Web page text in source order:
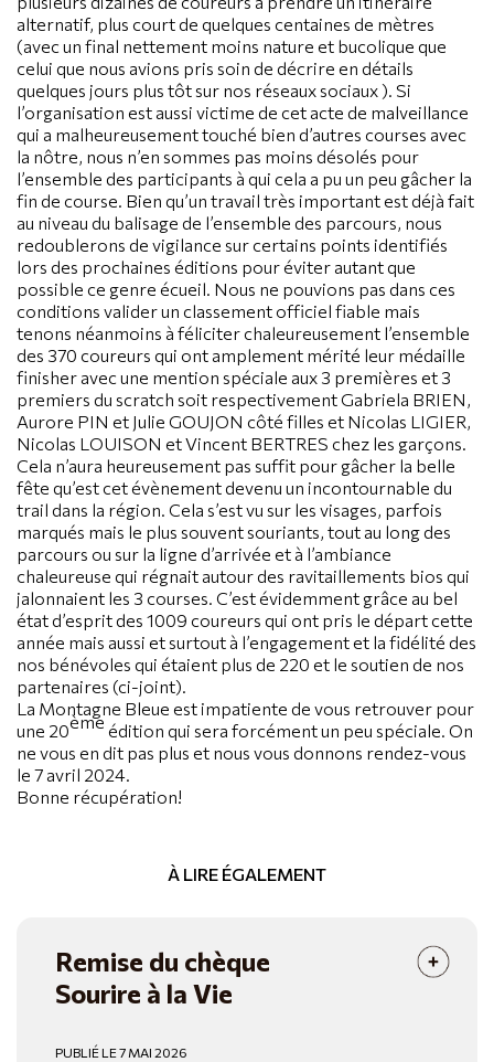
alternatif, plus court de quelques centaines de mètres
(avec un final nettement moins nature et bucolique que
celui que nous avions pris soin de décrire en détails
quelques jours plus tôt sur nos réseaux sociaux). Si
l’organisation est aussi victime de cet acte de malveillance
qui a malheureusement touché bien d’autres courses avec
la nôtre, nous n’en sommes pas moins désolés pour
l’ensemble des participants à qui cela a pu un peu gâcher la
fin de course. Bien qu’un travail très important est déjà fait
au niveau du balisage de l’ensemble des parcours, nous
redoublerons de vigilance sur certains points identifiés
lors des prochaines éditions pour éviter autant que
possible ce genre écueil. Nous ne pouvions pas dans ces
conditions valider un classement officiel fiable mais
tenons néanmoins à féliciter chaleureusement l’ensemble
des 370 coureurs qui ont amplement mérité leur médaille
finisher avec une mention spéciale aux 3 premières et 3
premiers du scratch soit respectivement Gabriela BRIEN,
Aurore PIN et Julie GOUJON côté filles et Nicolas LIGIER,
Nicolas LOUISON et Vincent BERTRES chez les garçons.
Cela n’aura heureusement pas suffit pour gâcher la belle
fête qu’est cet évènement devenu un incontournable du
trail dans la région. Cela s’est vu sur les visages, parfois
marqués mais le plus souvent souriants, tout au long des
parcours ou sur la ligne d’arrivée et à l’ambiance
chaleureuse qui régnait autour des ravitaillements bios qui
jalonnaient les 3 courses. C’est évidemment grâce au bel
état d’esprit des 1009 coureurs qui ont pris le départ cette
année mais aussi et surtout à l’engagement et la fidélité des
nos bénévoles qui étaient plus de 220 et le soutien de nos
partenaires (ci-joint).
La Montagne Bleue est impatiente de vous retrouver pour
une 20ème édition qui sera forcément un peu spéciale. On
ne vous en dit pas plus et nous vous donnons rendez-vous
le 7 avril 2024.
Bonne récupération!
À LIRE ÉGALEMENT
Remise du chèque
Sourire à la Vie
PUBLIÉ LE 7 MAI 2026